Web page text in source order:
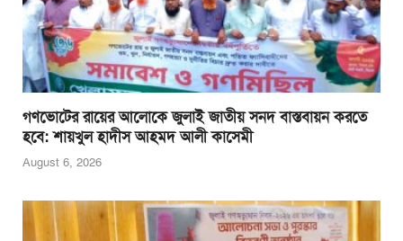
গণভোটের রায়ের আলোকে জুলাই জাতীয় সনদ বাস্তবায়ন করতে
হবে: শায়খুল হাদীস আহমদ আলী কাসেমী
August 6, 2026